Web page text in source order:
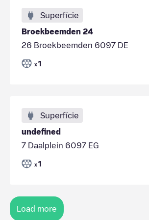
Superfície
Broekbeemden 24
26 Broekbeemden 6097 DE
x 1
Superfície
undefined
7 Daalplein 6097 EG
x 1
Load more